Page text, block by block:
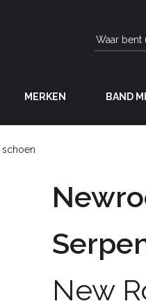
MERKEN BAND
schoen
New